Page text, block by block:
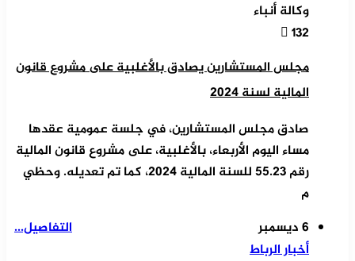
وكالة أنباء
132
مجلس المستشارين يصادق بالأغلبية على مشروع قانون
المالية لسنة 2024
صادق مجلس المستشارين، في جلسة عمومية عقدها
مساء اليوم الأربعاء، بالأغلبية، على مشروع قانون المالية
رقم 55.23 للسنة المالية 2024، كما تم تعديله. وحظي
م
التفاصيل...
6 ديسمبر
أخبار الرباط